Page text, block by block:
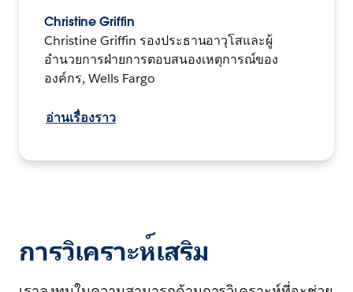
Christine Griffin
Christine Griffin รองประธานอาวุโสและผู้
อำนวยการฝ่ายการตอบสนองเหตุการณ์ของ
องค์กร, Wells Fargo
อ่านเรื่องราว
การวิเคราะห์เสริม